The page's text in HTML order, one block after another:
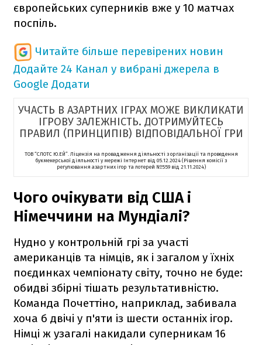
європейських суперників вже у 10 матчах
поспіль.
Читайте більше перевірених новин
Додайте 24 Канал у вибрані джерела в
Google Додати
УЧАСТЬ В АЗАРТНИХ ІГРАХ МОЖЕ ВИКЛИКАТИ
ІГРОВУ ЗАЛЕЖНІСТЬ. ДОТРИМУЙТЕСЬ
ПРАВИЛ (ПРИНЦИПІВ) ВІДПОВІДАЛЬНОЇ ГРИ
ТОВ “СЛОТС Ю.ЕЙ”. Ліцензія на провадження діяльності з організації та проведення
букмекерської діяльності у мережі Інтернет від 05.12.2024 (Рішення комісії з
регулювання азартних ігор та лотерей №559 від 21.11.2024)
Чого очікувати від США і
Німеччини на Мундіалі?
Нудно у контрольній грі за участі
американців та німців, як і загалом у їхніх
поєдинках чемпіонату світу, точно не буде:
обидві збірні тішать результативністю.
Команда Почеттіно, наприклад, забивала
хоча б двічі у п'яти із шести останніх ігор.
Німці ж узагалі накидали суперникам 16